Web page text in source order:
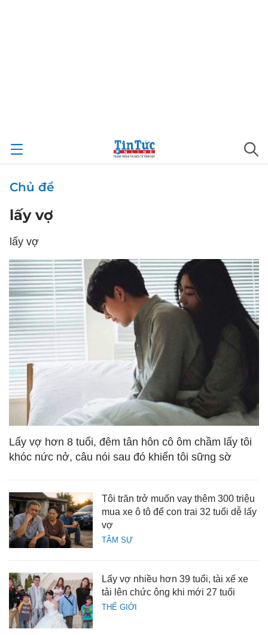
Chủ đề
lấy vợ
lấy vợ
Lấy vợ hơn 8 tuổi, đêm tân hôn cô ôm chầm lấy tôi
khóc nức nở, câu nói sau đó khiến tôi sững sờ
TÂM SỰ
Tôi trăn trở muốn vay thêm 300 triệu
mua xe ô tô để con trai 32 tuổi dễ lấy
vợ
THẾ GIỚI
Lấy vợ nhiều hơn 39 tuổi, tài xế xe
tải lên chức ông khi mới 27 tuổi